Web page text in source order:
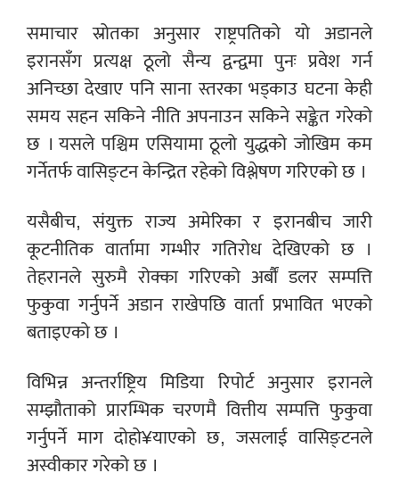
समाचार स्रोतका अनुसार राष्ट्रपतिको यो अडानले
इरानसँग प्रत्यक्ष ठूलो सैन्य द्वन्द्वमा पुनः प्रवेश गर्न
अनिच्छा देखाए पनि साना स्तरका भड्काउ घटना केही
समय सहन सकिने नीति अपनाउन सकिने सङ्केत गरेको
छ । यसले पश्चिम एसियामा ठूलो युद्धको जोखिम कम
गर्नेतर्फ वासिङ्टन केन्द्रित रहेको विश्लेषण गरिएको छ ।
यसैबीच, संयुक्त राज्य अमेरिका र इरानबीच जारी
कूटनीतिक वार्तामा गम्भीर गतिरोध देखिएको छ ।
तेहरानले सुरुमै रोक्का गरिएको अर्बौं डलर सम्पत्ति
फुकुवा गर्नुपर्ने अडान राखेपछि वार्ता प्रभावित भएको
बताइएको छ ।
विभिन्न अन्तर्राष्ट्रिय मिडिया रिपोर्ट अनुसार इरानले
सम्झौताको प्रारम्भिक चरणमै वित्तीय सम्पत्ति फुकुवा
गर्नुपर्ने माग दोहो¥याएको छ, जसलाई वासिङ्टनले
अस्वीकार गरेको छ ।